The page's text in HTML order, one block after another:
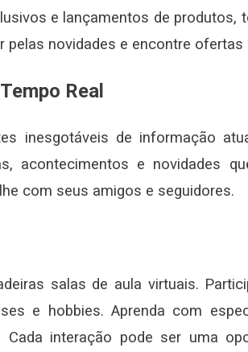
e lançamentos de produtos,
pelas novidades e encontre ofertas
Real
inesgotáveis de informação
acontecimentos e novidades
com seus amigos e seguidores.
salas de aula virtuais.
e hobbies. Aprenda com
Cada interação pode ser uma